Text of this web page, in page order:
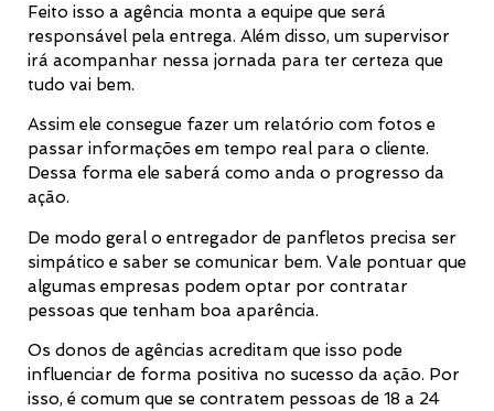
Feito isso a agência monta a equipe que será
responsável pela entrega. Além disso, um supervisor
irá acompanhar nessa jornada para ter certeza que
tudo vai bem.
Assim ele consegue fazer um relatório com fotos e
passar informações em tempo real para o cliente.
Dessa forma ele saberá como anda o progresso da
ação.
De modo geral o entregador de panfletos precisa ser
simpático e saber se comunicar bem. Vale pontuar que
algumas empresas podem optar por contratar
pessoas que tenham boa aparência.
Os donos de agências acreditam que isso pode
influenciar de forma positiva no sucesso da ação. Por
isso, é comum que se contratem pessoas de 18 a 24